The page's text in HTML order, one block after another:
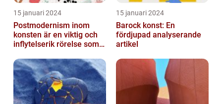
15 januari 2024
Postmodernism inom
konsten är en viktig och
inflytelserik rörelse som
normer o...
15 januari 2024
Barock konst: En
fördjupad analyserande
artikel